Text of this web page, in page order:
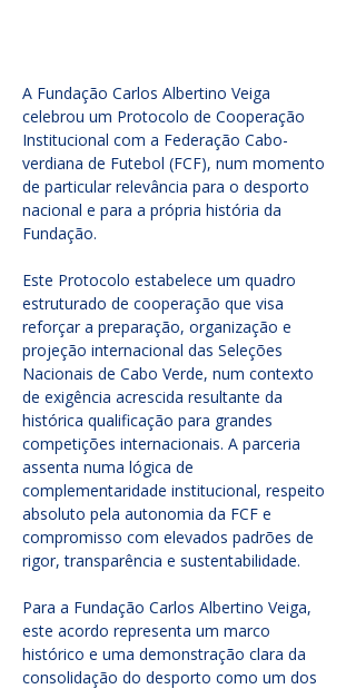
A Fundação Carlos Albertino Veiga
celebrou um Protocolo de Cooperação
Institucional com a Federação Cabo-
verdiana de Futebol (FCF), num momento
de particular relevância para o desporto
nacional e para a própria história da
Fundação.
Este Protocolo estabelece um quadro
estruturado de cooperação que visa
reforçar a preparação, organização e
projeção internacional das Seleções
Nacionais de Cabo Verde, num contexto
de exigência acrescida resultante da
histórica qualificação para grandes
competições internacionais. A parceria
assenta numa lógica de
complementaridade institucional, respeito
absoluto pela autonomia da FCF e
compromisso com elevados padrões de
rigor, transparência e sustentabilidade.
Para a Fundação Carlos Albertino Veiga,
este acordo representa um marco
histórico e uma demonstração clara da
consolidação do desporto como um dos